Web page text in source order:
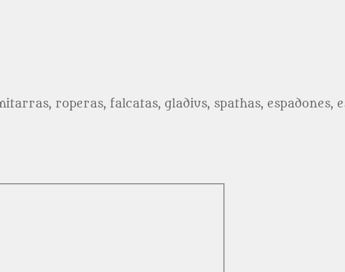
roperas, falcatas, gladius, spathas, espadones,